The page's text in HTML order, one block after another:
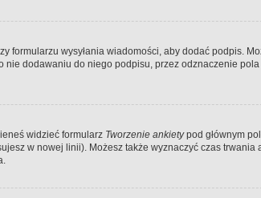
formularzu wysyłania wiadomości, aby dodać podpis.
dodawaniu do niego podpisu, przez odznaczenie pola
widzieć formularz Tworzenie ankietypod głównym
w nowej linii). Możesz także wyznaczyć czas trwania